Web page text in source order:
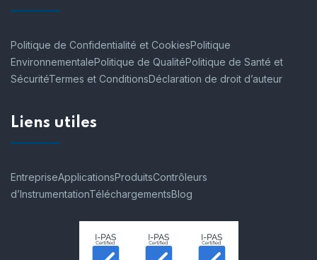
Politique de Confidentialité et CookiesPolitique
EnvironnementalePolitique de QualitéPolitique de Santé et
SécuritéTermes et ConditionsDéclaration de droit d’auteur
Liens utiles
EntrepriseApplicationsProduitsContrôleurs
d’InstrumentationTéléchargementsBlog